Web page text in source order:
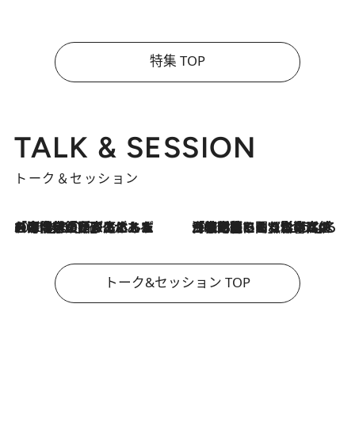
特集 TOP
TALK & SESSION
トーク＆セッション
2026.8.3
「今後値上げがあるとすれば…」「リスクがあるのは今年の冬」エネルギー専門家が語る、ホルムズ海峡封鎖が家庭にもたらす“ある心配” 2026.8.3
「住宅建てられない…」「サーチャージ料の高値が続いている」ホルムズ海峡封鎖による影響はいつまで続く？《エネルギー専門家に聞く“どうなる日本の暮らし”》
トーク&セッション TOP